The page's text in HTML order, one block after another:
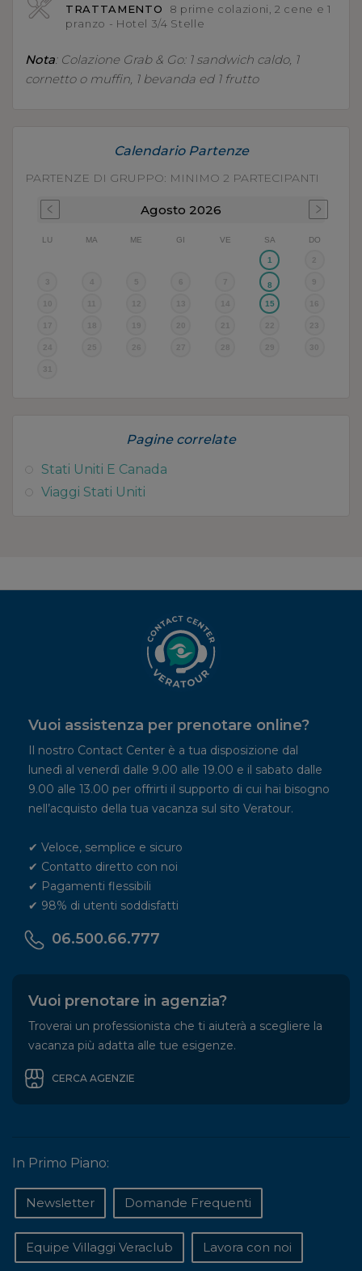
TRATTAMENTO
8 prime colazioni, 2 cene e 1
pranzo - Hotel 3/4 Stelle
Nota: Colazione Grab & Go: 1 sandwich caldo, 1
cornetto o muffin, 1 bevanda ed 1 frutto
Calendario Partenze
PARTENZE DI GRUPPO: MINIMO 2 PARTECIPANTI
Agosto 2026
LU MA ME GI VE SA DO
1 2
3 4 5 6 7 8 9
10 11 12 13 14 15 16
17 18 19 20 21 22 23
24 25 26 27 28 29 30
31
Pagine correlate
Stati Uniti E Canada
Viaggi Stati Uniti
Vuoi assistenza per prenotare online?
Il nostro Contact Center è a tua disposizione dal
lunedì al venerdì dalle 9.00 alle 19.00 e il sabato dalle
9.00 alle 13.00 per offrirti il supporto di cui hai bisogno
nell’acquisto della tua vacanza sul sito Veratour.
✔ Veloce, semplice e sicuro
✔ Contatto diretto con noi
✔ Pagamenti flessibili
✔ 98% di utenti soddisfatti
06.500.66.777
Vuoi prenotare in agenzia?
Troverai un professionista che ti aiuterà a scegliere la
vacanza più adatta alle tue esigenze.
CERCA AGENZIE
In Primo Piano:
Newsletter Domande Frequenti
Equipe Villaggi Veraclub Lavora con noi